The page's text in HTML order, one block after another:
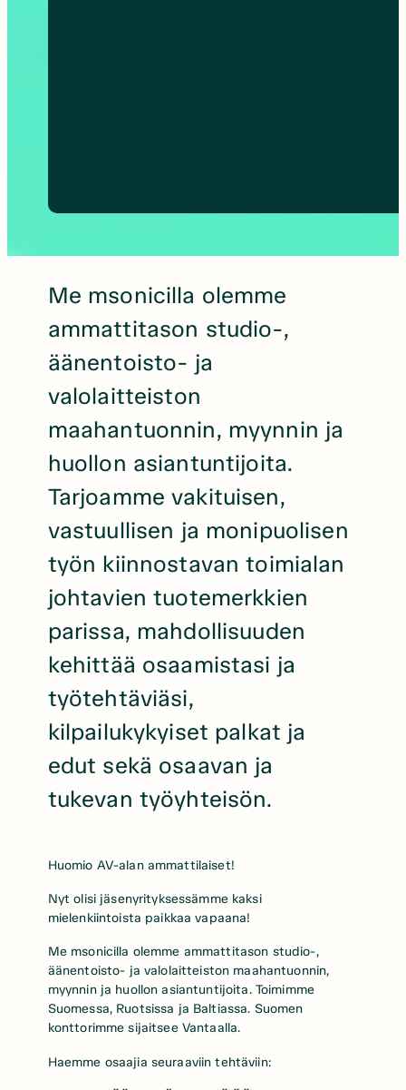
Me msonicilla olemme
ammattitason studio-,
äänentoisto- ja
valolaitteiston
maahantuonnin, myynnin ja
huollon asiantuntijoita.
Tarjoamme vakituisen,
vastuullisen ja monipuolisen
työn kiinnostavan toimialan
johtavien tuotemerkkien
parissa, mahdollisuuden
kehittää osaamistasi ja
työtehtäviäsi,
kilpailukykyiset palkat ja
edut sekä osaavan ja
tukevan työyhteisön.
Huomio AV-alan ammattilaiset!
Nyt olisi jäsenyrityksessämme kaksi
mielenkiintoista paikkaa vapaana!
Me msonicilla olemme ammattitason studio-,
äänentoisto- ja valolaitteiston maahantuonnin,
myynnin ja huollon asiantuntijoita. Toimimme
Suomessa, Ruotsissa ja Baltiassa. Suomen
konttorimme sijaitsee Vantaalla.
Haemme osaajia seuraaviin tehtäviin: